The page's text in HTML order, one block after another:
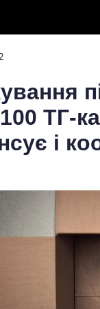
ТГ-
і